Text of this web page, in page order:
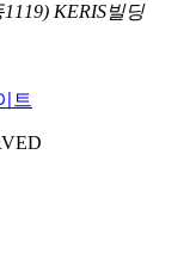
KERIS빌딩